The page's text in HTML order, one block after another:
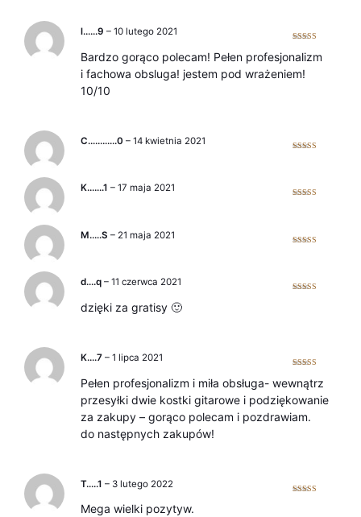
na 5
l……9 – 10 lutego 2021
Bardzo gorąco polecam! Pełen profesjonalizm
i fachowa obsluga! jestem pod wrażeniem!
10/10
C…………0 – 14 kwietnia 2021
K…….1 – 17 maja 2021
M…..S – 21 maja 2021
d….q – 11 czerwca 2021
dzięki za gratisy 🙂
na 5
K….7 – 1 lipca 2021
Pełen profesjonalizm i miła obsługa- wewnątrz
przesyłki dwie kostki gitarowe i podziękowanie
za zakupy – gorąco polecam i pozdrawiam.
do następnych zakupów!
T…..1 – 3 lutego 2022
Mega wielki pozytyw.